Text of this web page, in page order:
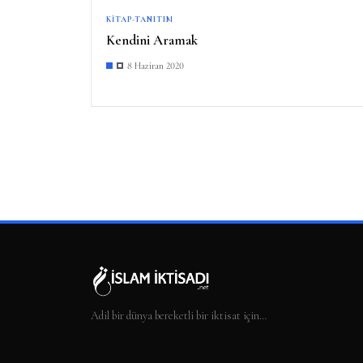
KITAP-TANITIM
Kendini Aramak
8 Haziran 2020
Adil bir dünya bereketli bir iktisat için…